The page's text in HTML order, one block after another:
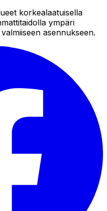
korkealaatuisella
ympäri
asennukseen.